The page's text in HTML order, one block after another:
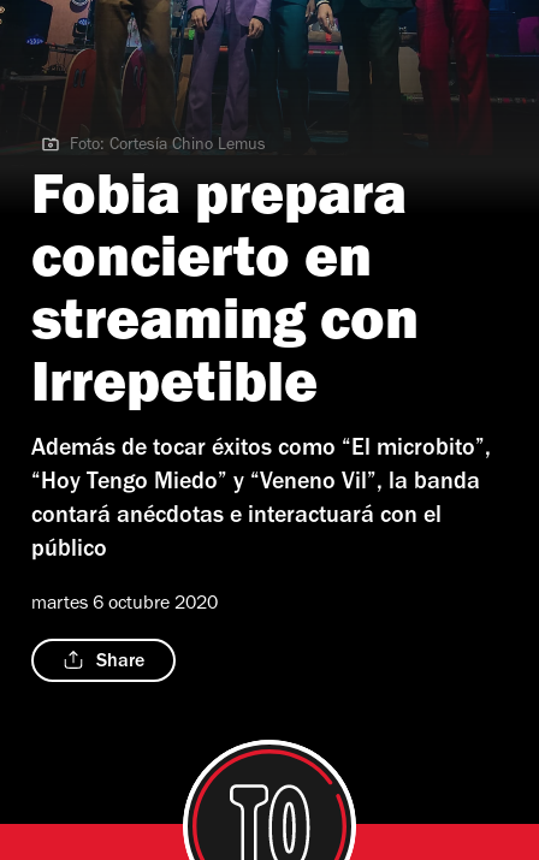
Foto: Cortesía Chino Lemus
Foto: Cortesía Chino Lemus
Fobia prepara
concierto en
streaming con
Irrepetible
Además de tocar éxitos como “El microbito”,
“Hoy Tengo Miedo” y “Veneno Vil”, la banda
contará anécdotas e interactuará con el
público
martes 6 octubre 2020
Share